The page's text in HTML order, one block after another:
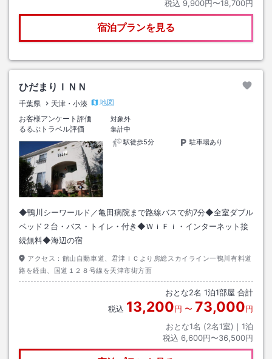
税込 9,900円〜18,700円
宿泊プランを見る
ひだまりＩＮＮ
千葉県 天津・小湊
地図
お客様アンケート評価
対象外
るるぶトラベル評価
集計中
駅徒歩5分
駐車場あり
◆鴨川シーワールド／亀田病院まで路線バスで約7分◆全室ダブル
ベッド２台・バス・トイレ・付き◆ＷｉＦｉ・インターネット接
続無料◆海辺の宿
アクセス： 館山自動車道、君津ＩＣより房総スカイライン一鴨川有料道
路を経由、国道１２８号線を天津市街方面
おとな2名 1泊1部屋 合計
税込 13,200円 〜 73,000円
おとな1名 (2名1室)｜ 1泊
税込 6,600円〜36,500円